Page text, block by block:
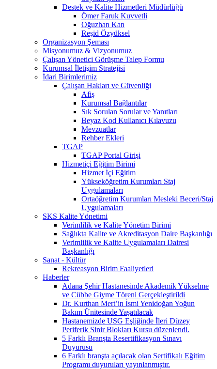
Destek ve Kalite Hizmetleri Müdürlüğü
Ömer Faruk Kuvvetli
Oğuzhan Kan
Reşid Özyüksel
Organizasyon Şeması
Misyonumuz & Vizyonumuz
Çalışan Yönetici Görüşme Talep Formu
Kurumsal İletişim Stratejisi
İdari Birimlerimiz
Çalışan Hakları ve Güvenliği
Afiş
Kurumsal Bağlantılar
Sık Sorulan Sorular ve Yanıtları
Beyaz Kod Kullanıcı Kılavuzu
Mevzuatlar
Rehber Ekleri
TGAP
TGAP Portal Girişi
Hizmetiçi Eğitim Birimi
Hizmet İçi Eğitim
Yükseköğretim Kurumları Staj
Uygulamaları
Ortaöğretim Kurumları Mesleki Beceri/Staj
Uygulamaları
SKS Kalite Yönetimi
Verimlilik ve Kalite Yönetim Birimi
Sağlıkta Kalite ve Akreditasyon Daire Başkanlığı
Verimlilik ve Kalite Uygulamaları Dairesi
Başkanlığı
Sanat - Kültür
Rekreasyon Birim Faaliyetleri
Haberler
Adana Şehir Hastanesinde Akademik Yükselme
ve Cübbe Giyme Töreni Gerçekleştirildi
Dr. Kurthan Mert’in İsmi Yenidoğan Yoğun
Bakım Ünitesinde Yaşatılacak
Hastanemizde USG Eşliğinde İleri Düzey
Periferik Sinir Blokları Kursu düzenlendi.
5 Farklı Branşta Resertifikasyon Sınavı
Duyurusu
6 Farklı branşta açılacak olan Sertifikalı Eğitim
Programı duyuruları yayınlanmıştır.